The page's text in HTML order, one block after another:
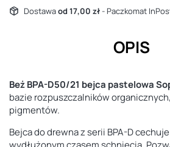
Dostawaod 17,00 zł- Paczkomat
OPIS
Beż BPA-D50/21 bejca pastelowa
bazie rozpuszczalników
pigmentów.
Bejca do drewna z serii BPA-D